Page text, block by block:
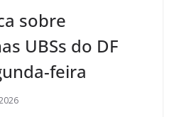
sobre
UBSs do DF
feira